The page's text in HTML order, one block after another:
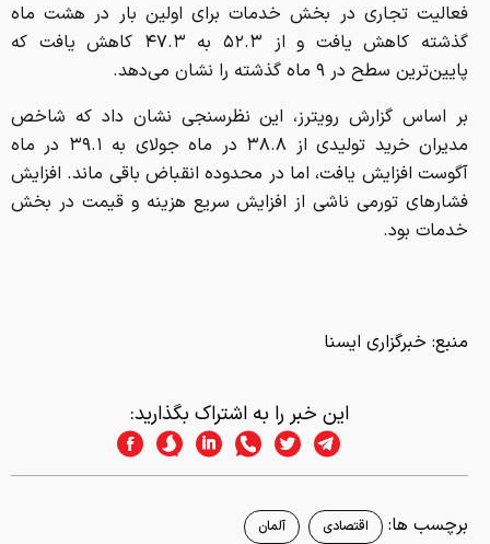
فعالیت تجاری در بخش خدمات برای اولین بار در هشت ماه
گذشته کاهش یافت و از ۵۲.۳ به ۴۷.۳ کاهش یافت که
پایین‌ترین سطح در ۹ ماه گذشته را نشان می‌دهد.
بر اساس گزارش رویترز، این نظرسنجی نشان داد که شاخص
مدیران خرید تولیدی از ۳۸.۸ در ماه جولای به ۳۹.۱ در ماه
آگوست افزایش یافت، اما در محدوده انقباض باقی ماند. افزایش
فشارهای تورمی ناشی از افزایش سریع هزینه و قیمت در بخش
خدمات بود.
منبع: خبرگزاری ایسنا
این خبر را به اشتراک بگذارید:
برچسب ها: اقتصادی آلمان